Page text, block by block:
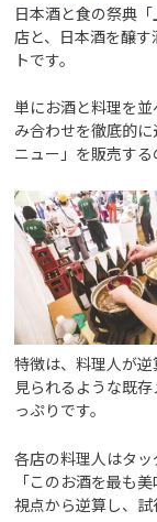
日本酒と食の祭典
店と、日本酒を醸
トです。
単にお酒と料理を
み合わせを徹底的
ニュー」を販売する
特徴は、料理人が
見られるような既
っぷりです。
各店の料理人はタッ
「このお酒を最も
視点から逆算し、試